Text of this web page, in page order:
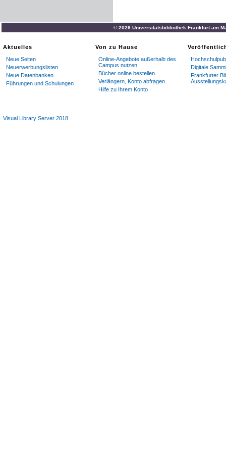
© 2026 Universitätsbibliothek Frankfurt am
Aktuelles
Neue Seiten
Neuerwerbungslisten
Neue Datenbanken
Führungen und Schulungen
Von zu Hause
Online-Angebote außerhalb des
Campus nutzen
Bücher online bestellen
Verlängern, Konto abfragen
Hilfe zu Ihrem Konto
Digitale
Frankfurter
Visual Library Server 2018